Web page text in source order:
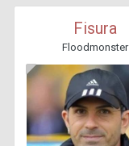
Fisura
Floodmonster